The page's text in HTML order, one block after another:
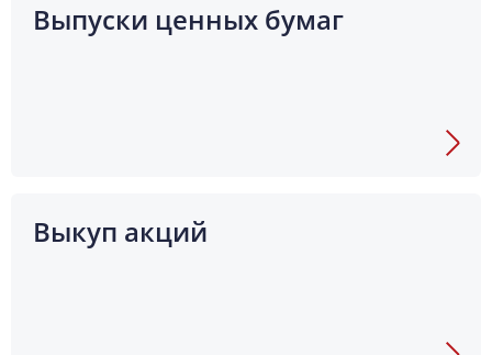
Выпуски ценных бумаг
Выкуп акций